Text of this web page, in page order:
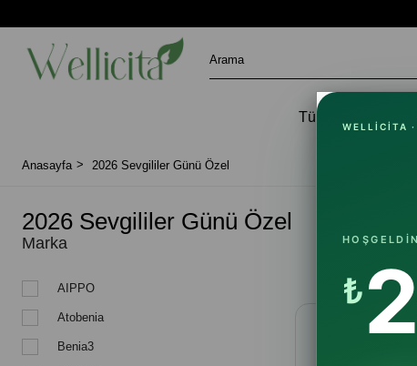
Tüm Ürünler
Anasayfa 2026 Sevgililer Günü Özel
2026 Sevgililer Günü Özel
Marka
AIPPO
Atobenia
Benia3
WELLICITA
₺